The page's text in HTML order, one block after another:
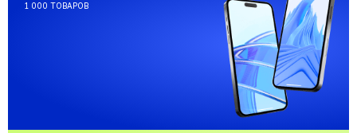
1 000 ТОВАРОВ